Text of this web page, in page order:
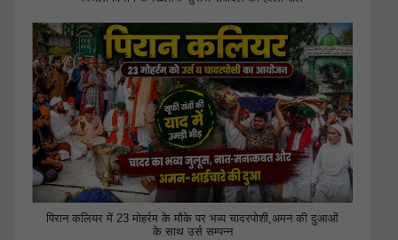
पिरान कलियर में 23 मोहर्रम के मौके पर भव्य चादरपोशी,अमन की दुआओं
के साथ उर्स सम्पन्न